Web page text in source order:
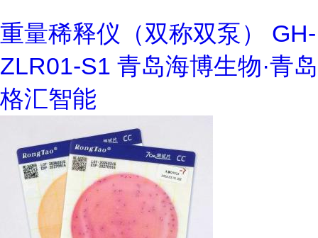
重量稀释仪（双称双泵） GH-
ZLR01-S1 青岛海博生物·青岛
格汇智能